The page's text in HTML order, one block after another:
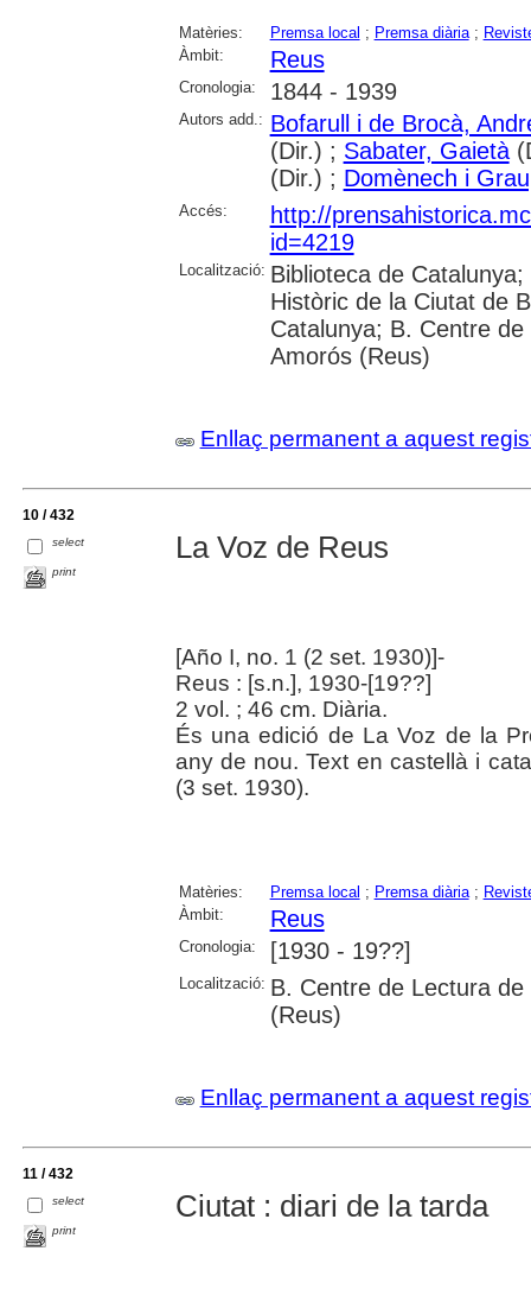
Matèries: Premsa local ; Premsa diària;
Àmbit:
Reus
Cronologia: 1844 - 1939
Autors add.: Bofarull i de Brocà,
(Dir.) ; Sabater, Gaietà
(Dir.) ; Domènech i
Accés:
http://
id=4219
Localització: Biblioteca de
Històric de la Ciutat de
Catalunya; B. Centre
Amorós (Reus)
Enllaç permanent a aquest
10 / 432
select
print
La Voz de Reus
[Año I, no. 1 (2 set. 1930)]-
Reus : [s.n.], 1930-[19??]
2 vol. ; 46 cm. Diària.
És una edició de La Voz de la
any de nou. Text en castellà i
(3 set. 1930).
Matèries: Premsa local ; Premsa diària;
Àmbit:
Reus
Cronologia: [1930 - 19??]
Localització: B. Centre de Lectura
(Reus)
Enllaç permanent a aquest
11 / 432
select
print
Ciutat : diari de la tarda